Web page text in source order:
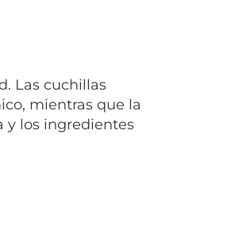
Las cuchillas
mientras que la
y los ingredientes